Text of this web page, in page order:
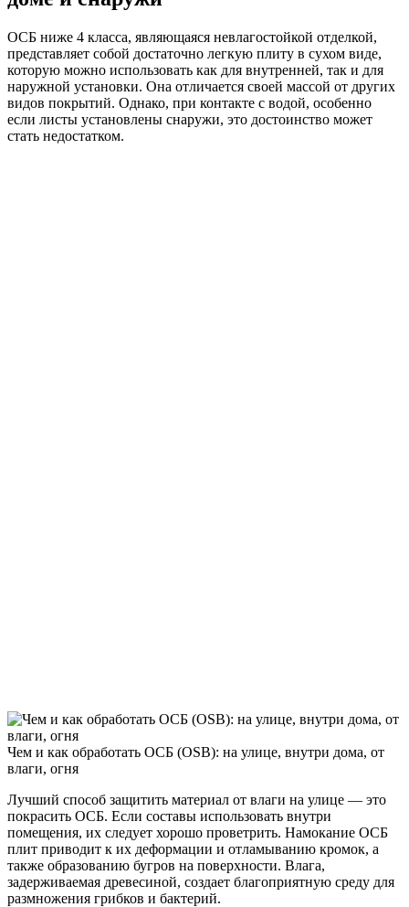
ОСБ ниже 4 класса, являющаяся невлагостойкой отделкой,
представляет собой достаточно легкую плиту в сухом виде,
которую можно использовать как для внутренней, так и для
наружной установки. Она отличается своей массой от других
видов покрытий. Однако, при контакте с водой, особенно
если листы установлены снаружи, это достоинство может
стать недостатком.
Чем и как обработать ОСБ (OSB): на улице, внутри дома, от
влаги, огня
Лучший способ защитить материал от влаги на улице — это
покрасить ОСБ. Если составы использовать внутри
помещения, их следует хорошо проветрить. Намокание ОСБ
плит приводит к их деформации и отламыванию кромок, а
также образованию бугров на поверхности. Влага,
задерживаемая древесиной, создает благоприятную среду для
размножения грибков и бактерий.